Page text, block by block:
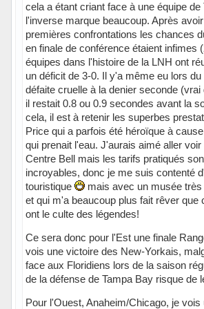
cela a étant criant face à une équipe de
l'inverse marque beaucoup. Après
premières confrontations les chances
en finale de conférence étaient infimes
équipes dans l'histoire de la LNH ont
un déficit de 3-0. Il y'a même eu lors
défaite cruelle à la denier seconde
il restait 0.8 ou 0.9 secondes avant la
cela, il est à retenir les superbes
Price qui a parfois été héroïque à
qui prenait l'eau. J'aurais aimé aller
Centre Bell mais les tarifs pratiqués
incroyables, donc je me suis contenté
touristique
mais avec un musée très
et qui m'a beaucoup plus fait rêver que
ont le culte des légendes!
Ce sera donc pour l'Est une finale
vois une victoire des New-Yorkais,
face aux Floridiens lors de la saison
de la défense de Tampa Bay risque de
Pour l'Ouest, Anaheim/Chicago, je